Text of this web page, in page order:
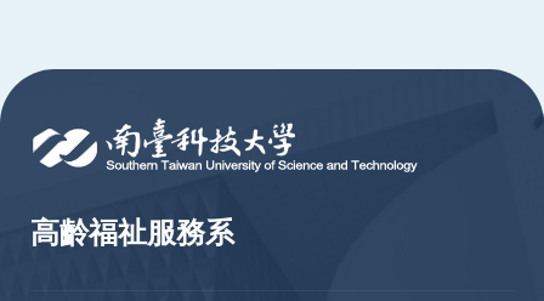
高齡福祉服務系